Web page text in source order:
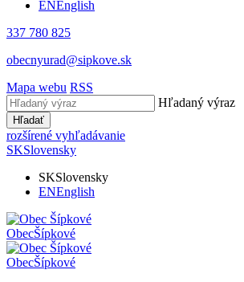
ENEnglish
337 780 825
obecnyurad@sipkove.sk
Mapa webu RSS
Hľadaný výraz
Hľadať
rozšírené vyhľadávanie
SKSlovensky
SKSlovensky
ENEnglish
ObecŠípkové
ObecŠípkové